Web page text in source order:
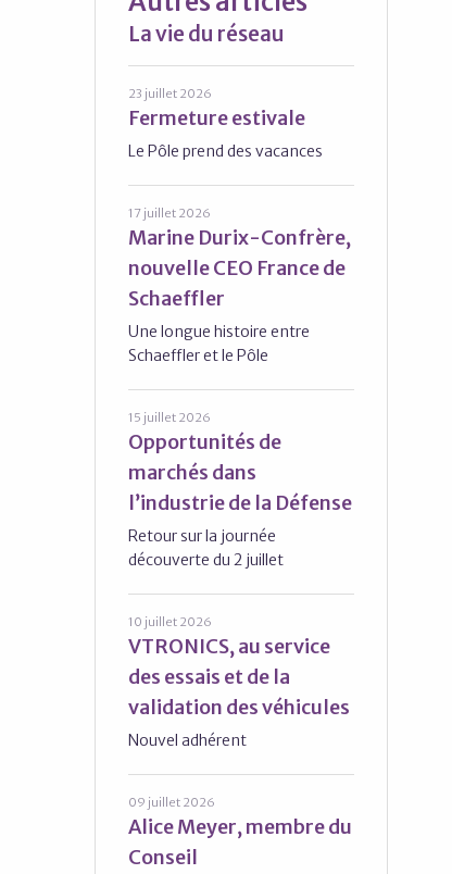
La vie du réseau
23 juillet 2026
Fermeture estivale
Le Pôle prend des vacances
17 juillet 2026
Marine Durix-Confrère,
nouvelle CEO France de
Schaeffler
Une longue histoire entre
Schaeffler et le Pôle
15 juillet 2026
Opportunités de
marchés dans
l’industrie de la Défense
Retour sur la journée
découverte du 2 juillet
10 juillet 2026
VTRONICS, au service
des essais et de la
validation des véhicules
Nouvel adhérent
09 juillet 2026
Alice Meyer, membre du
Conseil